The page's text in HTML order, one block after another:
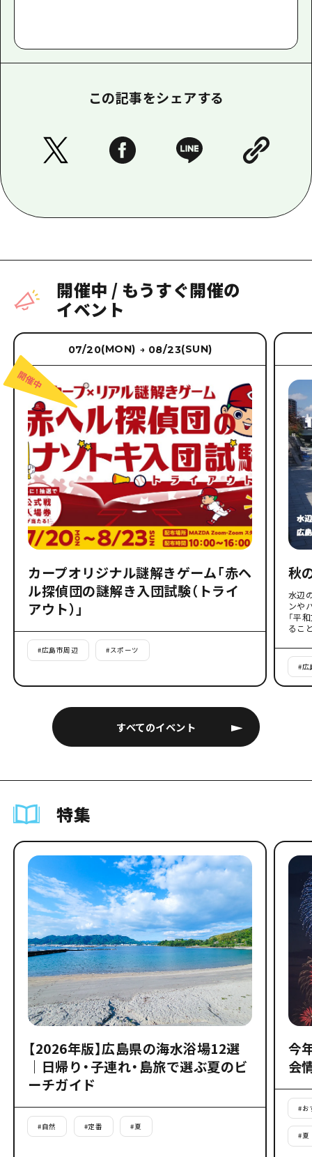
この記事をシェアする
開催中 / もうすぐ開催の
イベント
すべてのイベント
07/20(MON) → 08/23(SUN)
カープオリジナル謎解きゲーム「赤ヘ
ル探偵団の謎解き入団試験（トライ
アウト）」
#広島市周辺 #スポーツ
秋
水辺
ンや
「平
るこ
#広
特集
【2026年版】広島県の海水浴場12選
｜日帰り・子連れ・島旅で選ぶ夏のビ
ーチガイド
#自然 #定番 #夏
今
会
#お
#夏